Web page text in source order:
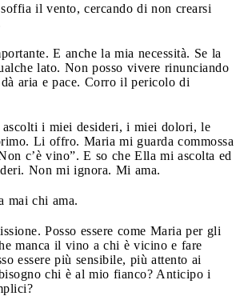
il vento, cercando di non crearsi
E anche la mia necessità. Se la
lato. Non posso vivere rinunciando
aria e pace. Corro il pericolo di
i miei desideri, i miei dolori, le
Li offro. Maria mi guarda commossa
c’è vino”. E so che Ella mi ascolta ed
Non mi ignora. Mi ama.
mai chi ama.
Posso essere come Maria per gli
manca il vino a chi è vicino e fare
essere più sensibile, più attento ai
chi è al mio fianco? Anticipo i